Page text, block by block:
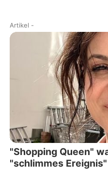
Artikel -
"Shopping Queen"
"schlimmes Ereignis"